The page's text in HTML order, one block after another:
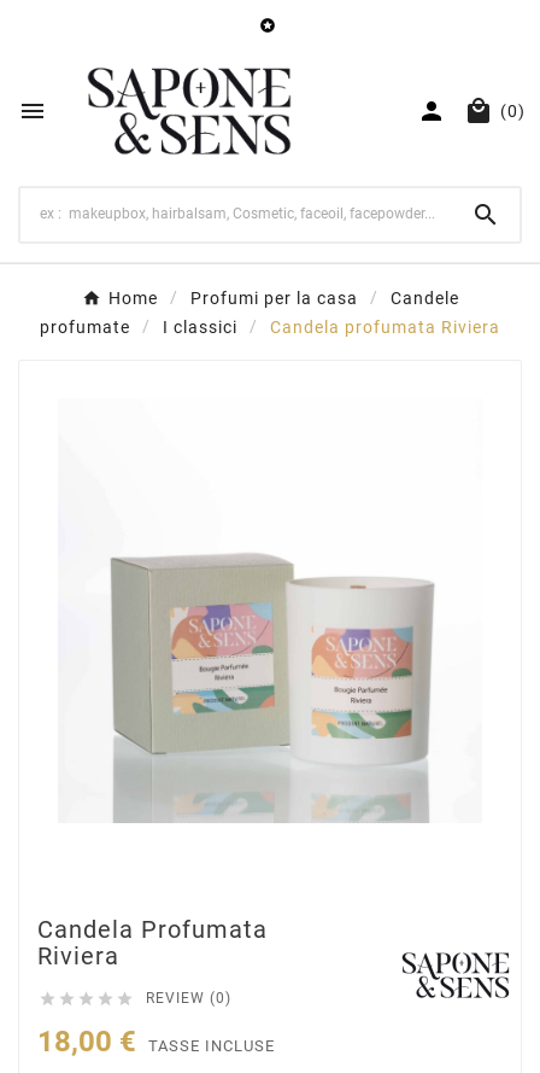

   (0)

Home Profumi per la casa
Candele
profumate
I classici Candela profumata Riviera
Candela Profumata
Riviera
     REVIEW (0)
18,00 € TASSE INCLUSE